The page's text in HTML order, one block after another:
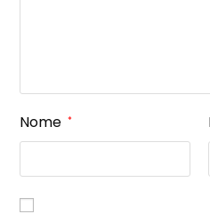
Nome *